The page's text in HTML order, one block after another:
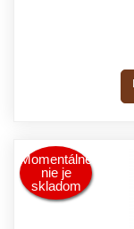
Momentálne
nie je
skladom